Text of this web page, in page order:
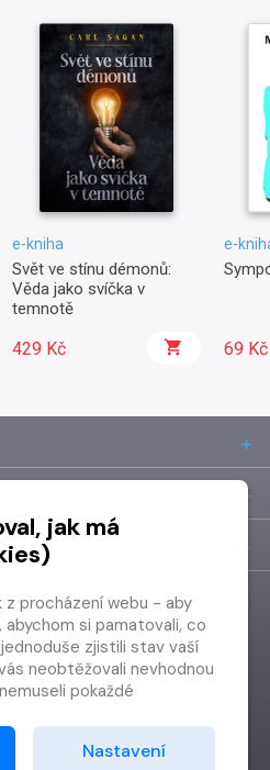
e-kniha
Svět ve stínu démonů:
Věda jako svíčka v
temnotě
429 Kč
e-
69 Kč
jak má
procházení webu - aby
abychom si pamatovali, co
zjistili stav vaší
neobtěžovali nevhodnou
pokaždé
souhlas seNastavení